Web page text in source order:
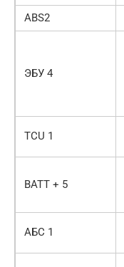
ABS2
ЭБУ 4
TCU 1
BATT + 5
АБС 1